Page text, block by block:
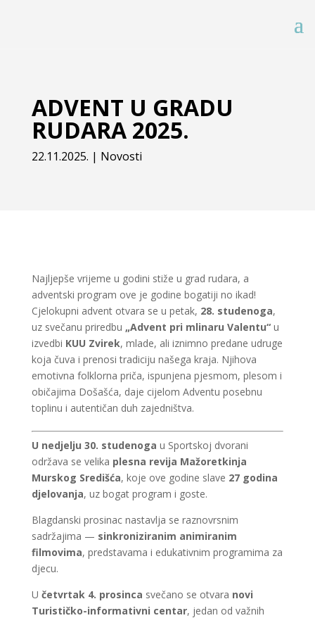
ADVENT U GRADU
RUDARA 2025.
22.11.2025. | Novosti
Najljepše vrijeme u godini stiže u grad rudara, a
adventski program ove je godine bogatiji no ikad!
Cjelokupni advent otvara se u petak, 28. studenoga,
uz svečanu priredbu „Advent pri mlinaru Valentu“u
izvedbi KUU Zvirek, mlade, ali iznimno predane udruge
koja čuva i prenosi tradiciju našega kraja. Njihova
emotivna folklorna priča, ispunjena pjesmom, plesom i
običajima Došašća, daje cijelom Adventu posebnu
toplinu i autentičan duh zajedništva.
U nedjelju 30. studenoga u Sportskoj dvorani
održava se velika plesna revija Mažoretkinja
Murskog Središća, koje ove godine slave 27 godina
djelovanja, uz bogat program i goste.
Blagdanski prosinac nastavlja se raznovrsnim
sadržajima — sinkroniziranim animiranim
filmovima, predstavama i edukativnim programima za
djecu.
U četvrtak 4. prosinca svečano se otvara novi
Turističko-informativni centar, jedan od važnih